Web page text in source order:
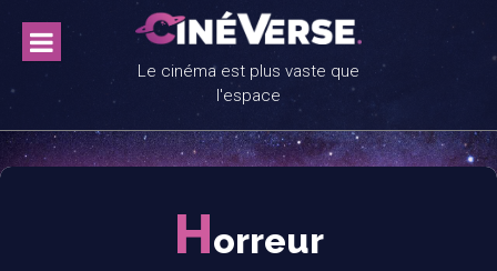
content
Le cinéma est plus vaste que
l'espace
Horreur